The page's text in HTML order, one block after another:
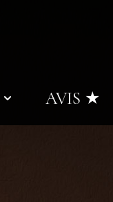
AVIS ★